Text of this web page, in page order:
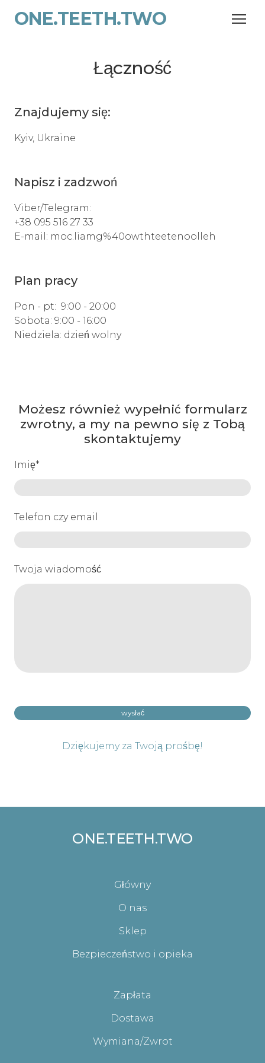
ONE.TEETH.TWO
Łączność
Znajdujemy się:
Kyiv, Ukraine
Napisz i zadzwoń
Viber/Telegram:
+38 095 516 27 33
E-mail: moc.liamg%40owthteetenoolleh
Plan pracy
Pon - pt: 9:00 - 20:00
Sobota: 9:00 - 16:00
Niedziela: dzień wolny
Możesz również wypełnić formularz
zwrotny, a my na pewno się z Tobą
skontaktujemy
Imię*
Telefon czy email
Twoja wiadomość
wysłać
Dziękujemy za Twoją prośbę!
ONE.TEETH.TWO
Główny
O nas
Sklep
Bezpieczeństwo i opieka
Zapłata
Dostawa
Wymiana/Zwrot